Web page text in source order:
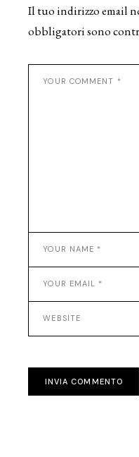
Il tuo indirizzo email
obbligatori sono
INVIA COMMENTO